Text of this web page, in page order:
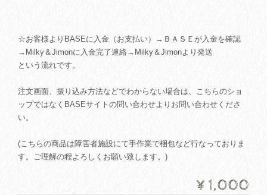
☆お客様よりBASEに入金（お支払い）→ＢＡＳＥが入金を確認
→Milky＆Jimonに入金完了連絡→Milky＆Jimonより発送
という流れです。
注文画面、振り込み方法などでわからない場合は、こちらのショ
ップではなくBASEサイトの問い合わせよりお問い合わせくださ
い。
(こちらの商品は障害者施設にて手作業で梱包など行なっておりま
す。ご理解の程よろしくお願い致します。)
¥1,000